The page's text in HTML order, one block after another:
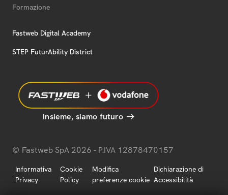
Formazione
Fastweb Digital Academy
STEP FuturAbility District
Insieme, siamo futuro
© Fastweb SpA 2026 - P.IVA 12878470157
Informativa
Privacy
Cookie
Policy
Modifica
preferenze cookie
Dichiarazione di
Accessibilità